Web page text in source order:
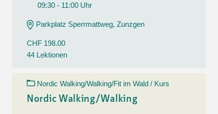
09:30 - 11:00 Uhr
Parkplatz Sperrmattweg, Zunzgen
CHF 198.00
44 Lektionen
Nordic Walking/Walking/Fit im Wald / Kurs
Nordic Walking/Walking